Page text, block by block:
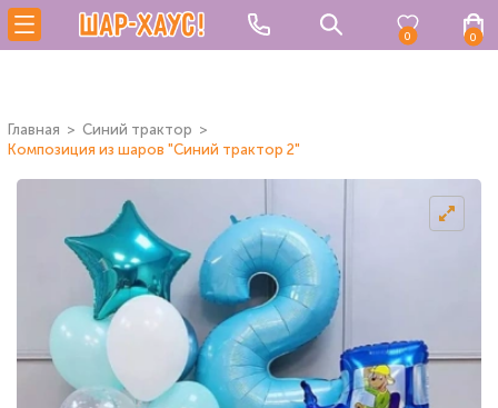
0 0
Главная
Синий трактор
Композиция из шаров "Синий трактор 2"